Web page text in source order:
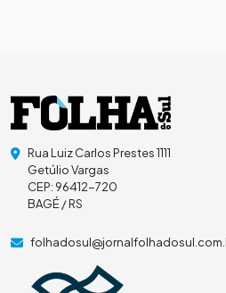
Rua Luiz Carlos Prestes 1111
Getúlio Vargas
CEP: 96412-720
BAGÉ / RS